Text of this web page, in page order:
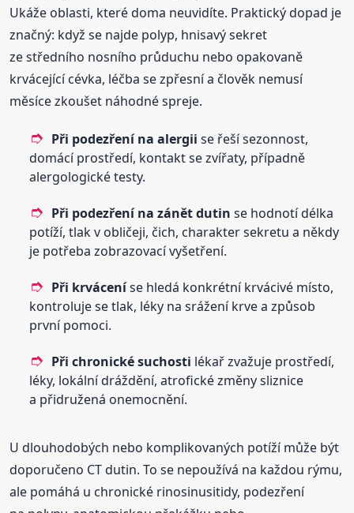
Ukáže oblasti, které doma neuvidíte. Praktický dopad je
značný: když se najde polyp, hnisavý sekret
ze středního nosního průduchu nebo opakovaně
krvácející cévka, léčba se zpřesní a člověk nemusí
měsíce zkoušet náhodné spreje.
Při podezření na alergii se řeší sezonnost,
domácí prostředí, kontakt se zvířaty, případně
alergologické testy.
Při podezření na zánět dutin se hodnotí délka
potíží, tlak v obličeji, čich, charakter sekretu a někdy
je potřeba zobrazovací vyšetření.
Při krváceníse hledá konkrétní krvácivé místo,
kontroluje se tlak, léky na srážení krve a způsob
první pomoci.
Při chronické suchosti lékař zvažuje prostředí,
léky, lokální dráždění, atrofické změny sliznice
a přidružená onemocnění.
U dlouhodobých nebo komplikovaných potíží může být
doporučeno CT dutin. To se nepoužívá na každou rýmu,
ale pomáhá u chronické rinosinusitidy, podezření